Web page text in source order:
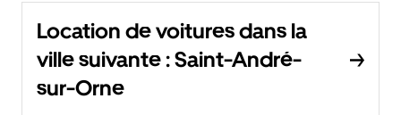
Location de voitures dans la
ville suivante : Saint-André-
sur-Orne